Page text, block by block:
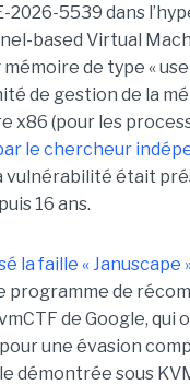
2026-5539 dans
based Virtual
mémoire de type «
de gestion de la
x86 (pour les
le chercheur
vulnérabilité était
16 ans.
la faille « Januscape
programme de
de Google, qui
une évasion
démontrée sous